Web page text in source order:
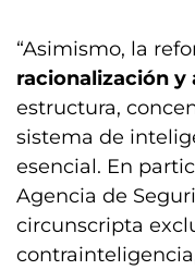
“Asimismo, la
racionalización
estructura,
sistema de
esencial. En
Agencia de
circunscripta